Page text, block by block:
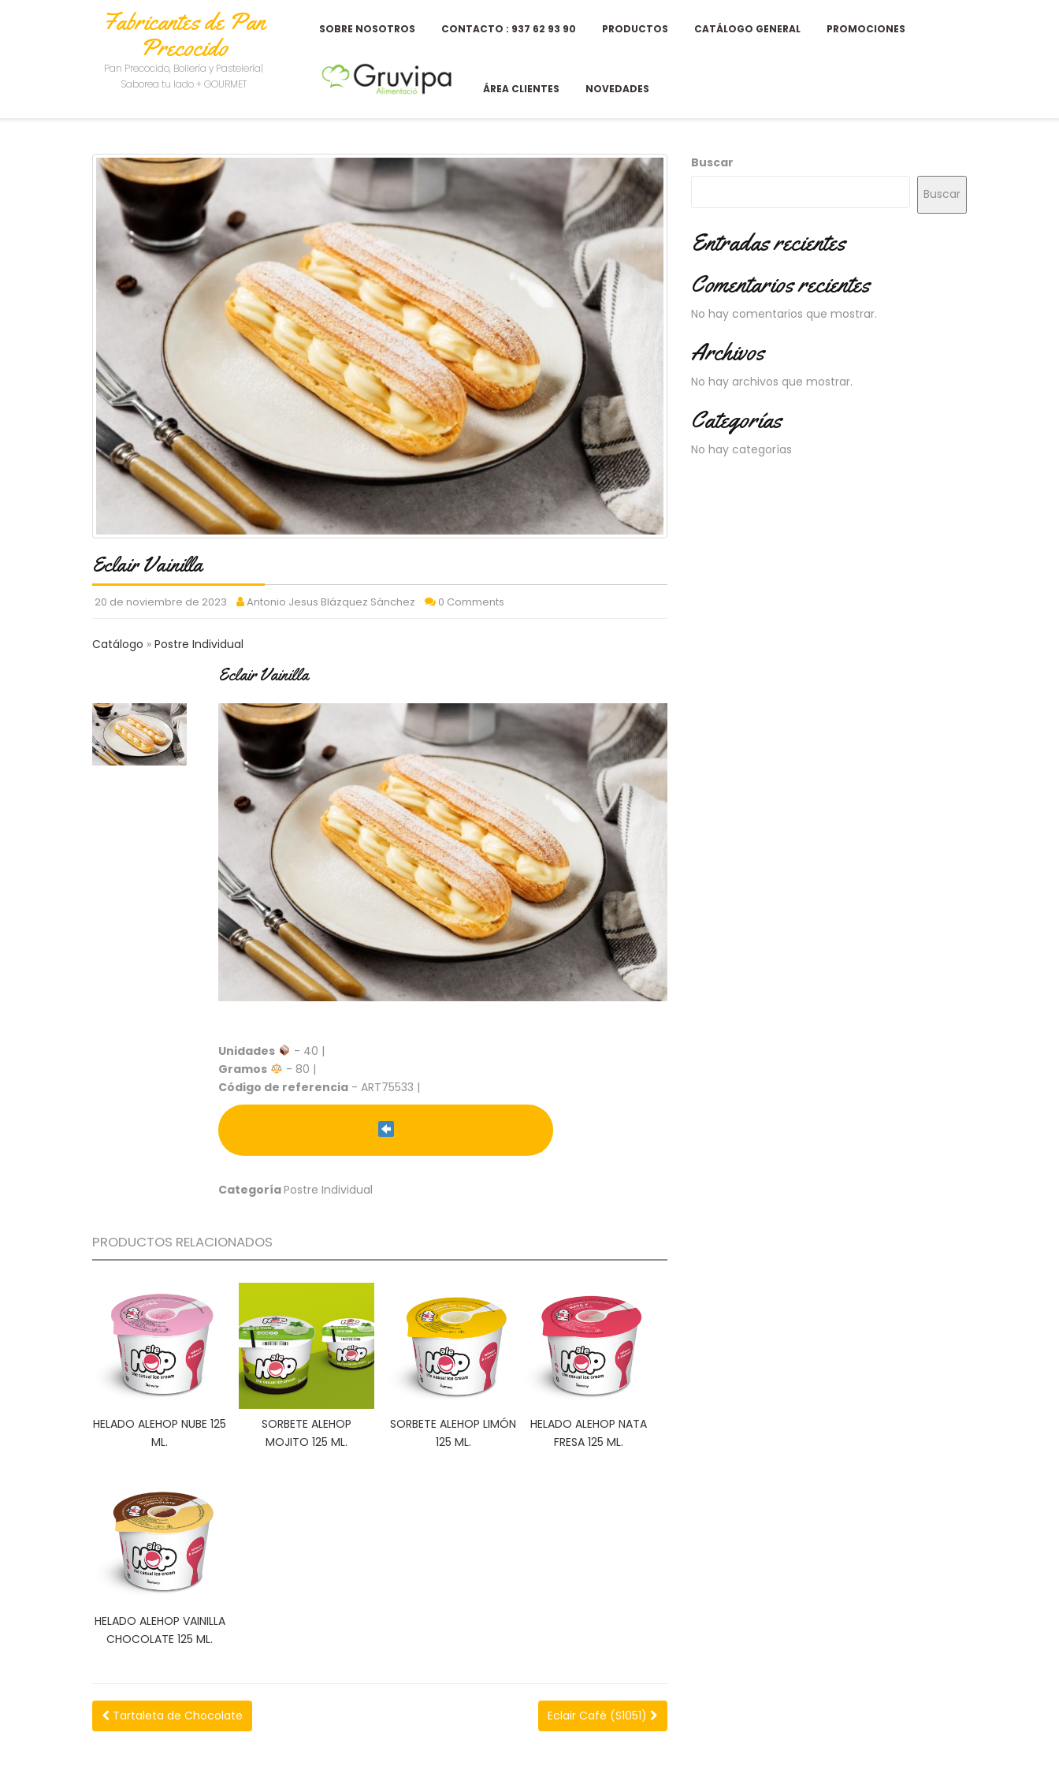
Fabricantes de Pan
Precocido
Pan Precocido, Bollería y Pastelería|
Saborea tu lado + GOURMET
SOBRE NOSOTROS CONTACTO : 937 62 93 90 PRODUCTOS CATÁLOGO GENERAL PROMOCIONES
ÁREA CLIENTES NOVEDADES
Eclair Vainilla
20 de noviembre de 2023 Antonio Jesus Blázquez Sánchez 0 Comments
Catálogo Postre Individual
Eclair Vainilla
Unidades
- 40 |
Gramos
- 80 |
Código de referencia - ART75533 |
CategoríaPostre Individual
PRODUCTOS RELACIONADOS
HELADO ALEHOP NUBE 125
ML.
SORBETE ALEHOP
MOJITO 125 ML.
SORBETE ALEHOP LIMÓN
125 ML.
HELADO ALEHOP NATA
FRESA 125 ML.
HELADO ALEHOP VAINILLA
CHOCOLATE 125 ML.
Tartaleta de Chocolate Eclair Café (S1051)
Buscar
Buscar
Entradas recientes
Comentarios recientes
No hay comentarios que mostrar.
Archivos
No hay archivos que mostrar.
Categorías
No hay categorías